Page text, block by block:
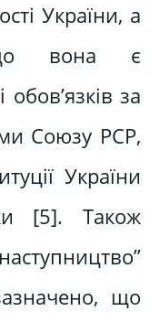
України, а
вона є
за
Союзу РСР,
України
[5]. Також
що